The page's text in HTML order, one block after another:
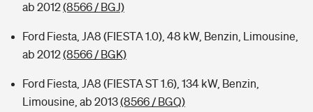
ab 2012(8566 / BGJ)
Ford Fiesta, JA8 (FIESTA 1.0), 48 kW, Benzin, Limousine,
ab 2012(8566 / BGK)
Ford Fiesta, JA8 (FIESTA ST 1.6), 134 kW, Benzin,
Limousine, ab 2013(8566 / BGQ)